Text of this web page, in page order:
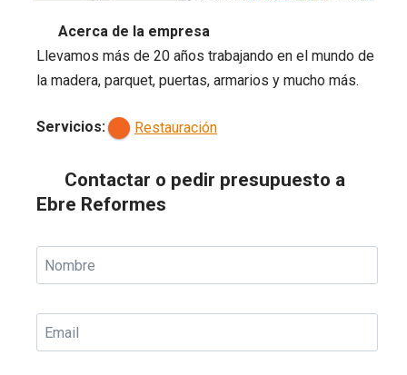
Acerca de la empresa
Llevamos más de 20 años trabajando en el mundo de
la madera, parquet, puertas, armarios y mucho más.
Servicios: Restauración
Contactar o pedir presupuesto a
Ebre Reformes